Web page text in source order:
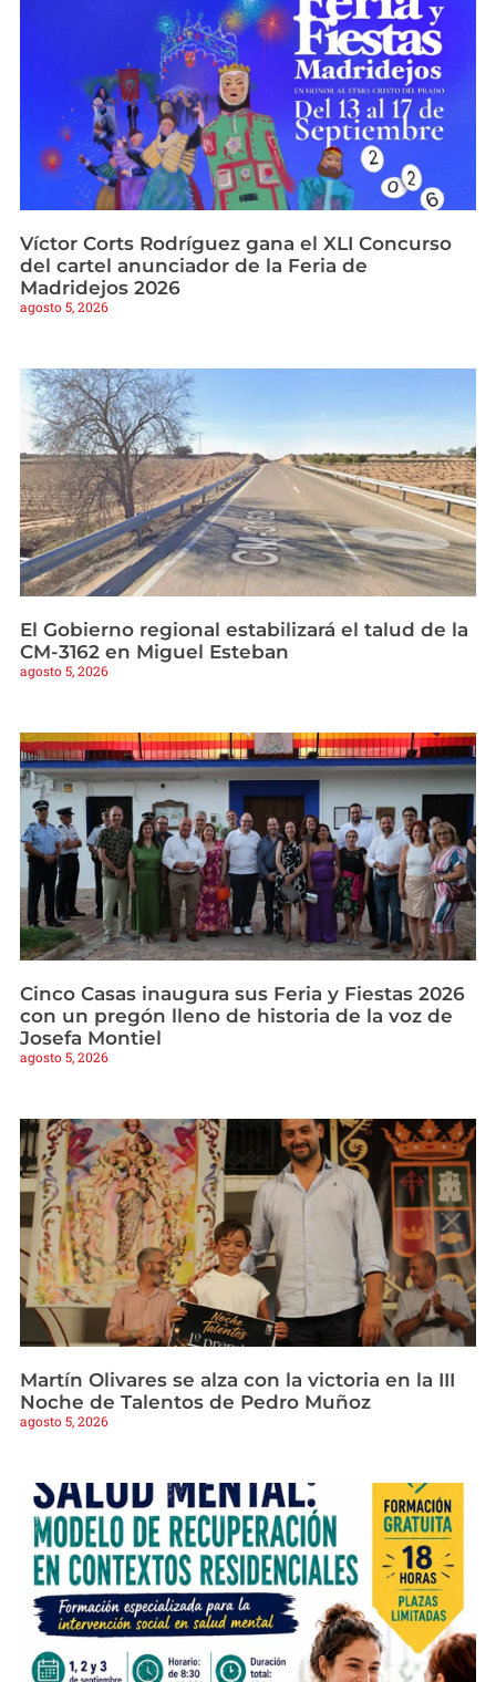
Víctor Corts Rodríguez gana el XLI Concurso
del cartel anunciador de la Feria de
Madridejos 2026
agosto 5, 2026
El Gobierno regional estabilizará el talud de la
CM-3162 en Miguel Esteban
agosto 5, 2026
Cinco Casas inaugura sus Feria y Fiestas 2026
con un pregón lleno de historia de la voz de
Josefa Montiel
agosto 5, 2026
Martín Olivares se alza con la victoria en la III
Noche de Talentos de Pedro Muñoz
agosto 5, 2026